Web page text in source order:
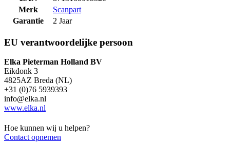
Merk
Scanpart
Garantie
2 Jaar
EU verantwoordelijke persoon
Elka Pieterman Holland BV
Eikdonk 3
4825AZ Breda (NL)
+31 (0)76 5939393
info@elka.nl
www.elka.nl
Hoe kunnen wij u helpen?
Contact opnemen